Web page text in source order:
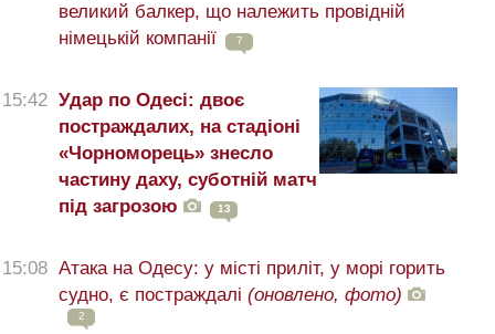
великий балкер, що належить провідній
німецькій компанії
7
15:42 Удар по Одесі: двоє
постраждалих, на стадіоні
«Чорноморець» знесло
частину даху, суботній матч
під загрозою
13
15:08 Атака на Одесу: у місті приліт, у морі горить
судно, є постраждалі (оновлено, фото)
2